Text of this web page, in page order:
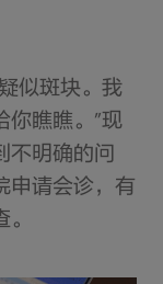
似斑块。我
你瞧瞧。”现
不明确的问
申请会诊，有